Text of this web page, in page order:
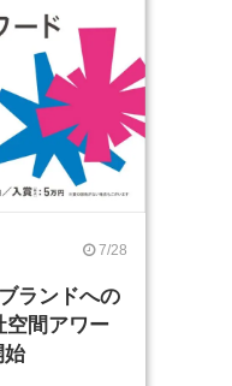
7/28
ランドへの
空間アワー
始